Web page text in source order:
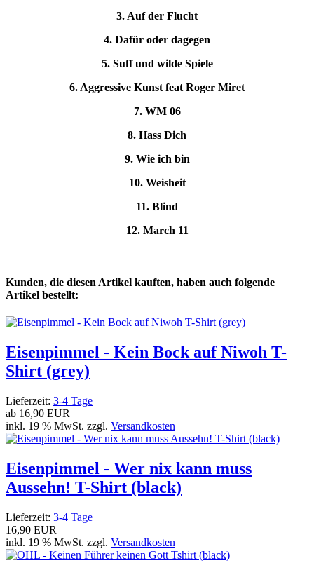
3. Auf der Flucht
4. Dafür oder dagegen
5. Suff und wilde Spiele
6. Aggressive Kunst feat Roger Miret
7. WM 06
8. Hass Dich
9. Wie ich bin
10. Weisheit
11. Blind
12. March 11
Kunden, die diesen Artikel kauften, haben auch folgende
Artikel bestellt:
Eisenpimmel - Kein Bock auf Niwoh T-
Shirt (grey)
Lieferzeit: 3-4 Tage
ab 16,90 EUR
inkl. 19 % MwSt. zzgl. Versandkosten
Eisenpimmel - Wer nix kann muss
Aussehn! T-Shirt (black)
Lieferzeit: 3-4 Tage
16,90 EUR
inkl. 19 % MwSt. zzgl. Versandkosten